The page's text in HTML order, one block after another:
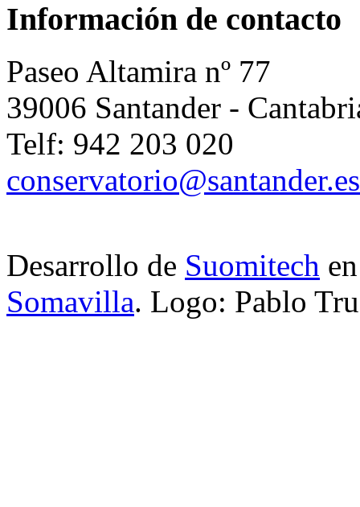
Información de contacto
Paseo Altamira nº 77
39006 Santander -
Telf: 942 203 020
conservatorio@santander.es
Desarrollo de Suomitech
Somavilla. Logo: Pablo